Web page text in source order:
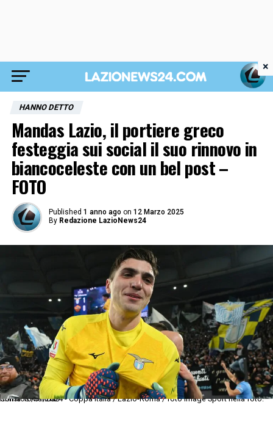
HANNO DETTO
Mandas Lazio, il portiere greco
festeggia sui social il suo rinnovo in
biancoceleste con un bel post –
FOTO
Published 1 anno ago on 12 Marzo 2025
By Redazione LazioNews24
Roma 10/01/2024 - Coppa Italia / Lazio-Roma / foto Image Sport nella foto: Christos Mandas
×